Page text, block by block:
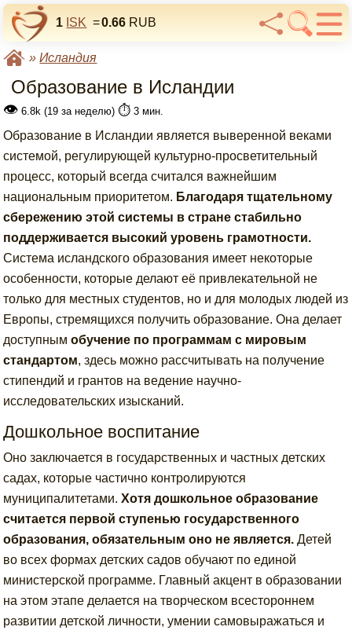
1 ISK =0.66 RUB
»Исландия
Образование в Исландии
👁 6.8k (19 за неделю) ⏱️ 3 мин.
Образование в Исландии является выверенной веками
системой, регулирующей культурно-просветительный
процесс, который всегда считался важнейшим
национальным приоритетом. Благодаря тщательному
сбережению этой системы в стране стабильно
поддерживается высокий уровень грамотности.
Система исландского образования имеет некоторые
особенности, которые делают её привлекательной не
только для местных студентов, но и для молодых людей из
Европы, стремящихся получить образование. Она делает
доступнымобучение по программам с мировым
стандартом, здесь можно рассчитывать на получение
стипендий и грантов на ведение научно-
исследовательских изысканий.
Дошкольное воспитание
Оно заключается в государственных и частных детских
садах, которые частично контролируются
муниципалитетами.Хотя дошкольное образование
считается первой ступенью государственного
образования, обязательным оно не является. Детей
во всех формах детских садов обучают по единой
министерской программе. Главный акцент в образовании
на этом этапе делается на творческом всестороннем
развитии детской личности, умении самовыражаться и